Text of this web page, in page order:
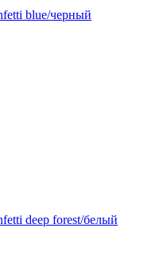
blue/черный
deep forest/белый